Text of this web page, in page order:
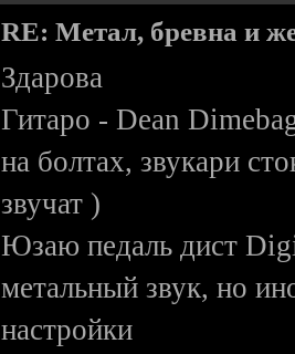
RE: Метал, бревна и
Здарова
Гитаро - Dean
на болтах, звукари
звучат )
Юзаю педаль дист
метальный звук, но
настройки